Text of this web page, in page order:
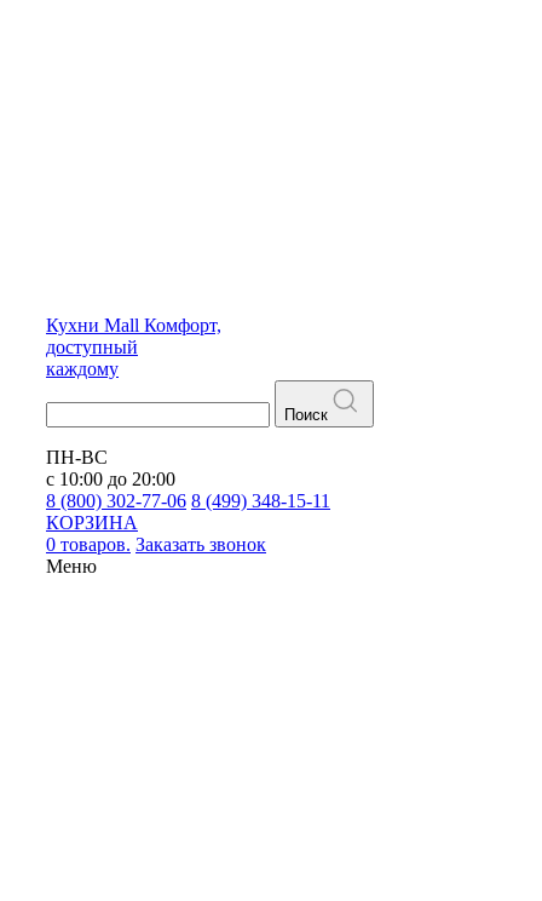
Кухни Mall Комфорт,
доступный
каждому
Поиск
ПН-ВС
с 10:00 до 20:00
8 (800) 302-77-06 8 (499) 348-15-11
КОРЗИНА
0 товаров. Заказать звонок
Меню